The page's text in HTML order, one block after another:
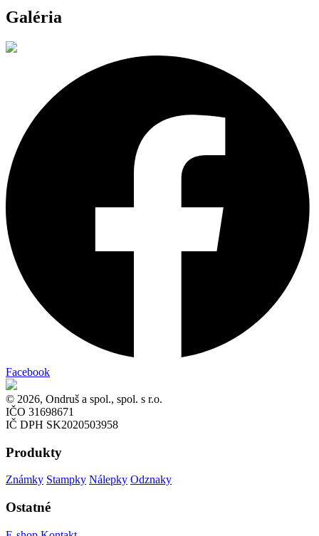
Galéria
Facebook
© 2026, Ondruš a spol., spol. s r.o.
IČO 31698671
IČ DPH SK2020503958
Produkty
Známky Stampky Nálepky Odznaky
Ostatné